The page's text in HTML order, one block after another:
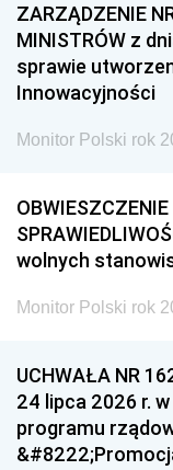
ZARZĄDZENIE
MINISTRÓW z
sprawie
Innowacyjności
Monitor Polski rok
wolnych
Monitor Polski rok
UCHWAŁA NR
24 lipca 2026 r.
programu